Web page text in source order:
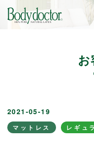
お
2021-05-19
マットレス レギュ